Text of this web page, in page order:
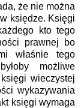
że nie można
księdze. Księgi
kto tego
prawnej bo
właśnie tego
możliwe
wieczystej
wykazywania
księgi wymaga